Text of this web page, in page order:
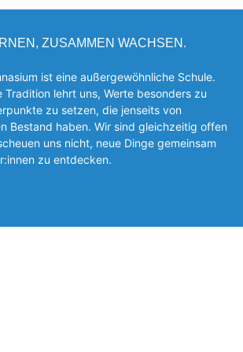
ZUSAMMEN WACHSEN.
ist eine außergewöhnliche Schule.
lehrt uns, Werte besonders zu
zu setzen, die jen­seits von
Be­stand haben. Wir sind gleichzeitig offen
uns nicht, neue Dinge gemeinsam
zu entde­cken.